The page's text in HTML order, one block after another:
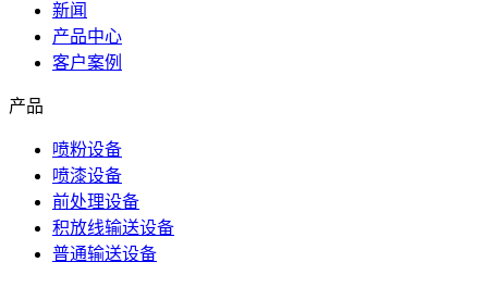
新闻
产品中心
客户案例
产品
喷粉设备
喷漆设备
前处理设备
积放线输送设备
普通输送设备